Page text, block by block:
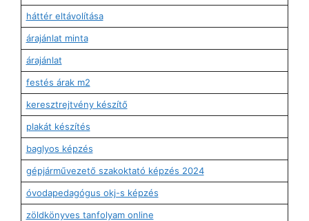
háttér eltávolítása
árajánlat minta
árajánlat
festés árak m2
keresztrejtvény készítő
plakát készítés
baglyos képzés
gépjárművezető szakoktató képzés 2024
óvodapedagógus okj-s képzés
zöldkönyves tanfolyam online